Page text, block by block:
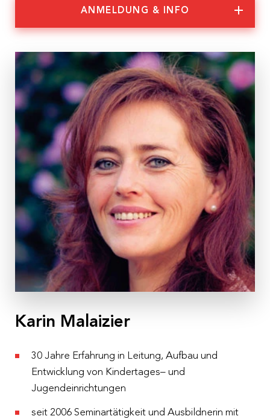
Nachhaltigkeit
ANMELDUNG & INFO
Anmeldung & Informationen
Veranstaltungs-ID
Bindung 10/26 ONLINE
Dauer
2 Tage
Termine
Mi, 25.02.2026, 10:00 – 17:30 Uhr
Do, 26.02.2026, 9:00 – 16:00 Uhr
Ort
Online-Gruppentreffen auf Zoom
Kosten
Anmeldeschluss
19.02.2026
Karin Malaizier
30 Jahre Erfahrung in Leitung, Aufbau und
Entwicklung von Kindertages– und
Jugendeinrichtungen
seit 2006 Seminartätigkeit und Ausbildnerin mit